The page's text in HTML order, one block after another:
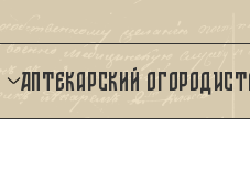
Аптекарский огород